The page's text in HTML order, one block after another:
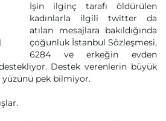
İşin ilginç tarafı öldürülen
kadınlarla ilgili twitter da
atılan mesajlara bakıldığında
çoğunluk İstanbul Sözleşmesi,
6284 ve erkeğin evden
destekliyor. Destek verenlerin büyük
yüzünü pek bilmiyor.